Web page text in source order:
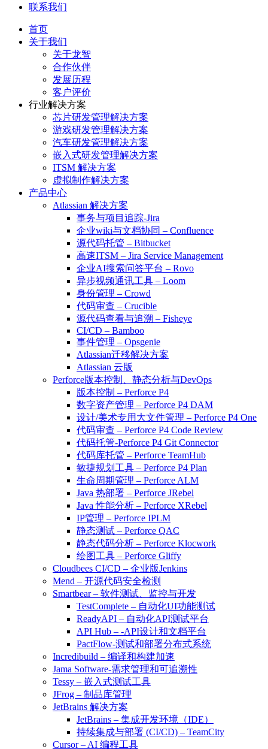
联系我们
首页
关于我们
关于龙智
合作伙伴
发展历程
客户评价
行业解决方案
芯片研发管理解决方案
游戏研发管理解决方案
汽车研发管理解决方案
嵌入式研发管理解决方案
ITSM 解决方案
虚拟制作解决方案
产品中心
Atlassian 解决方案
事务与项目追踪-Jira
企业wiki与文档协同 – Confluence
源代码托管 – Bitbucket
高速ITSM – Jira Service Management
企业AI搜索问答平台 – Rovo
异步视频通讯工具 – Loom
身份管理 – Crowd
代码审查 – Crucible
源代码查看与追溯 – Fisheye
CI/CD – Bamboo
事件管理 – Opsgenie
Atlassian迁移解决方案
Atlassian 云版
Perforce版本控制、静态分析与DevOps
版本控制 – Perforce P4
数字资产管理 – Perforce P4 DAM
设计/美术专用大文件管理 – Perforce P4 One
代码审查 – Perforce P4 Code Review
代码托管-Perforce P4 Git Connector
代码库托管 – Perforce TeamHub
敏捷规划工具 – Perforce P4 Plan
生命周期管理 – Perforce ALM
Java 热部署 – Perforce JRebel
Java 性能分析 – Perforce XRebel
IP管理 – Perforce IPLM
静态测试 – Perforce QAC
静态代码分析 – Perforce Klocwork
绘图工具 – Perforce Gliffy
Cloudbees CI/CD – 企业版Jenkins
Mend – 开源代码安全检测
Smartbear – 软件测试、监控与开发
TestComplete – 自动化UI功能测试
ReadyAPI – 自动化API测试平台
API Hub – -API设计和文档平台
PactFlow-测试和部署分布式系统
Incredibuild – 编译和构建加速
Jama Software-需求管理和可追溯性
Tessy – 嵌入式测试工具
JFrog – 制品库管理
JetBrains 解决方案
JetBrains – 集成开发环境（IDE）
持续集成与部署 (CI/CD) – TeamCity
Cursor – AI 编程工具